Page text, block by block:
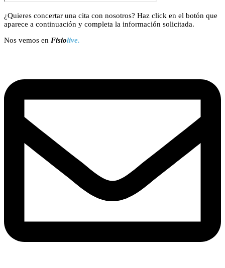
¿Quieres concertar una cita con nosotros? Haz click en el botón que
aparece a continuación y completa la información solicitada.
Nos vemos en Fisiolive.